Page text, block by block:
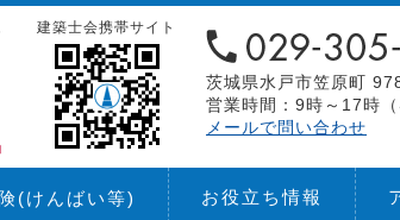
茨城県水戸市笠原町
営業時間：9時～17時
メールで問い合わせ
建築士会携帯サイト
(けんばい等) お役立ち情報